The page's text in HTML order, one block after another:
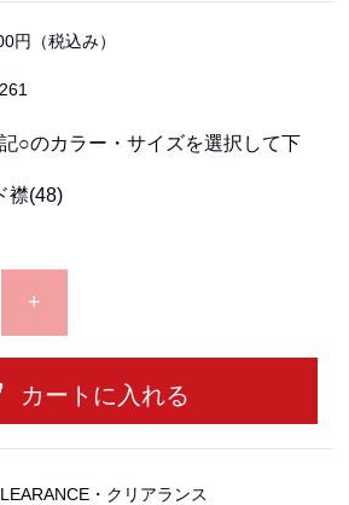
円 （税込み）
○のカラー・サイズを選択して下
襟(48)
+
カートに入れる
・クリアランス